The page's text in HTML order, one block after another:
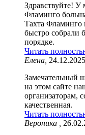
Здравствуйте! У
Фламинго
Тахта Фламинго
быстро собрали
порядке.
Читать
Елена,
Замечательный
на этом сайте
организаторам,
качественная.
Читать
Вероника ,